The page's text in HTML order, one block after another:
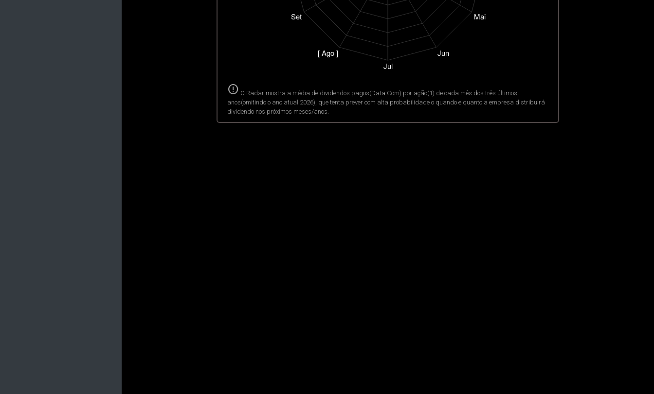
error O Radar mostra a média de dividendos pagos(Data Com) por ação(1) de cada mês dos três últimos
anos(omitindo o ano atual 2026), que tenta prever com alta probabilidade o quando e quanto a empresa distribuirá
dividendo nos próximos meses/anos.